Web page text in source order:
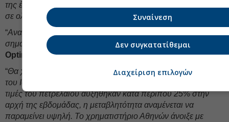
της έντασης από τις ΗΠΑ και τις διαταραχές στον εφοδιασμό
σε ολόκληρο τον κόλπο
”, αναφέρει ηEurobank Equities.
“Αναμένουμε ότι οι γεωπολιτικές εξελίξεις θα επηρεάσουν
σημαντικά το Χ.Α
.” αναφέρει στις δικές της εκτιμήσεις η
Optima Bank.
“Θα χυθεί αίμα’: Καθώς η σύγκρουση μεταξύ των ΗΠΑ και
του Ισραήλ με το Ιράν κλιμακώθηκε το Σαββατοκύριακο και οι
τιμές του πετρελαίου αυξήθηκαν κατά περίπου 25% στην
αρχή της εβδομάδας, η μεταβλητότητα αναμένεται να
παραμείνει υψηλή. Το χρηματιστήριο Αθηνών άνοιξε με
Συναίνεση
Δεν συγκατατίθεμαι
Διαχείριση επιλογών